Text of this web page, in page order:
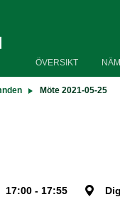
ÖVERSIKT
Möte 2021-05-25
17:00 - 17:55